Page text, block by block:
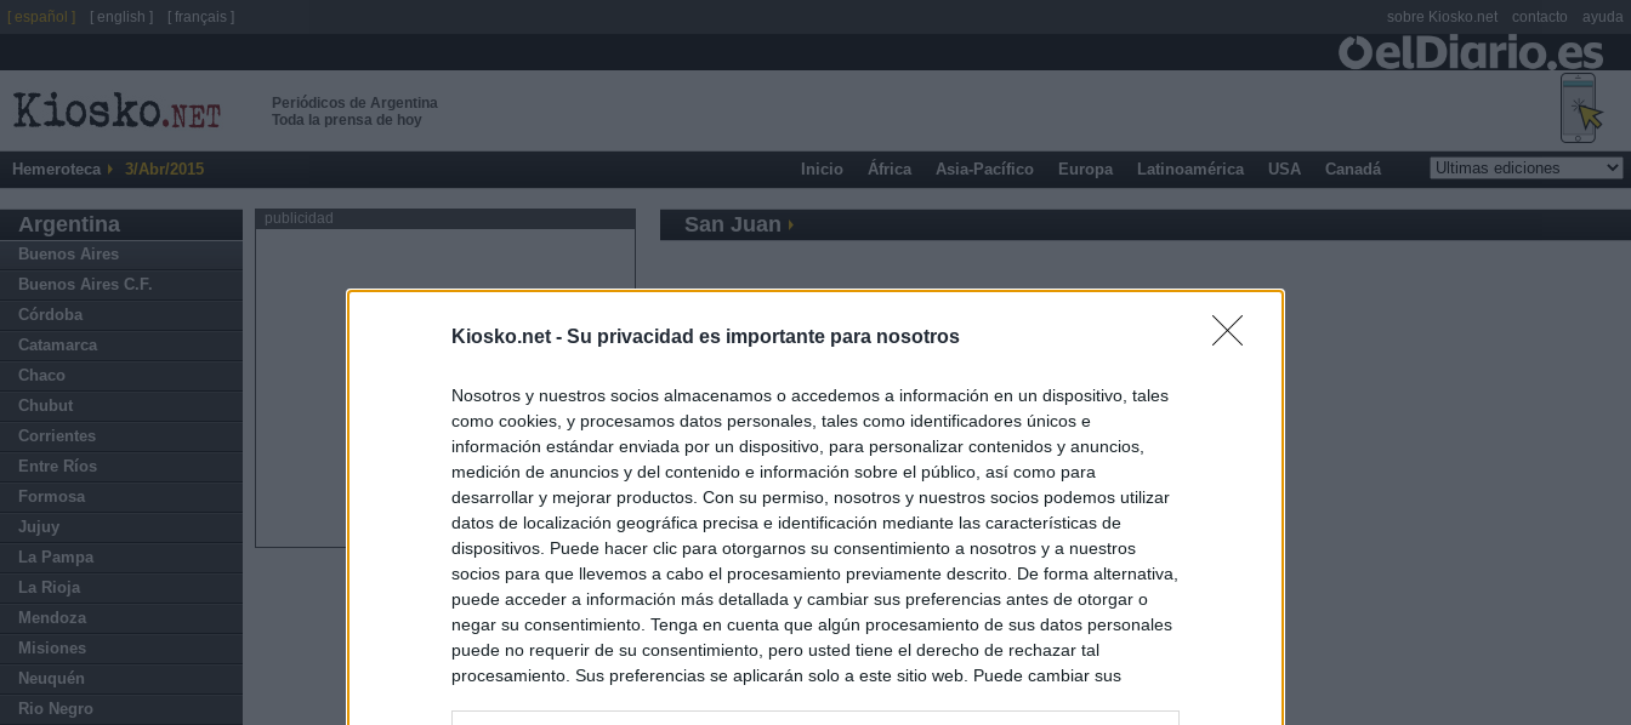
Kiosko.net - Su privacidad es importante para nosotros
Nosotros y nuestros socios almacenamos o accedemos a información en un dispositivo, tales
como cookies, y procesamos datos personales, tales como identificadores únicos e
información estándar enviada por un dispositivo, para personalizar contenidos y anuncios,
medición de anuncios y del contenido e información sobre el público, así como para
desarrollar y mejorar productos. Con su permiso, nosotros y nuestros socios podemos utilizar
datos de localización geográfica precisa e identificación mediante las características de
dispositivos. Puede hacer clic para otorgarnos su consentimiento a nosotros y a nuestros
socios para que llevemos a cabo el procesamiento previamente descrito. De forma alternativa,
puede acceder a información más detallada y cambiar sus preferencias antes de otorgar o
negar su consentimiento. Tenga en cuenta que algún procesamiento de sus datos personales
puede no requerir de su consentimiento, pero usted tiene el derecho de rechazar tal
procesamiento. Sus preferencias se aplicarán solo a este sitio web. Puede cambiar sus
Periódicos de Argentina
Toda la prensa de hoy
Hemeroteca 3/Abr/2015 Inicio África Asia-Pacífico Europa Latinoamérica USA Canadá
Argentina
Buenos Aires
Buenos Aires C.F.
Córdoba
Catamarca
Chaco
Chubut
Corrientes
Entre Ríos
Formosa
Jujuy
La Pampa
La Rioja
Mendoza
Misiones
Neuquén
Rio Negro
publicidad San Juan
[ español ] [ english ] [ français ] sobre Kiosko.net contacto ayuda